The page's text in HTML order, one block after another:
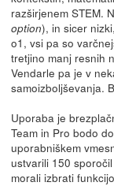
razširjenem STEM.
option), in sicer
o1, vsi pa so
tretjino manj resnih
Vendarle pa je v
samoizboljševanja.
Uporaba je
Team in Pro bodo
uporabniškem
ustvarili 150
morali izbrati